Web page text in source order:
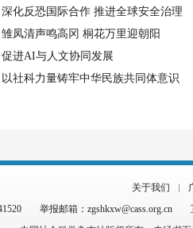
深化反恐国际合作 推进全球安全治理
雏凤清声鸣高冈 桐花万里迎朝阳
促进AI与人文协同发展
以社科力量铸牢中华民族共同体意识
关于我们
举报邮箱：zgshkxw@cass.org.cn